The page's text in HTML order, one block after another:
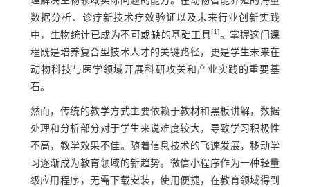
数据分析、诊疗新技术疗效验证以及未来行业创新实践
中，生物统计已成为不可或缺的基础工具 1 。掌握这门课
程既是培养复合型技术人才的关键路径，更是学生未来在
动物科技与医学领域开展科研攻关和产业实践的重要基
石。
然而，传统的教学方式主要依赖于教材和黑板讲解，数据
处理和分析部分对于学生来说难度较大，导致学习积极性
不高，教学效果不佳。随着信息技术的飞速发展，移动学
习逐渐成为教育领域的新趋势。微信小程序作为一种轻量
级应用程序，无需下载安装，使用便捷，在教育领域得到